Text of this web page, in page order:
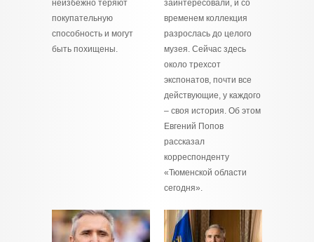
неизбежно теряют
покупательную
способность и могут
быть похищены.
заинтересовали, и со
временем коллекция
разрослась до целого
музея. Сейчас здесь
около трехсот
экспонатов, почти все
действующие, у каждого
– своя история. Об этом
Евгений Попов
рассказал
корреспонденту
«Тюменской области
сегодня».